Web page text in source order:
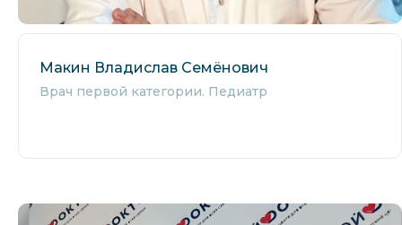
Макин Владислав Семёнович
Врач первой категории. Педиатр